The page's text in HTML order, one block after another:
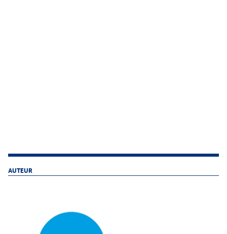
AUTEUR